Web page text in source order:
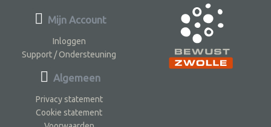
Mijn Account
Inloggen
Support / Ondersteuning
Algemeen
Privacy statement
Cookie statement